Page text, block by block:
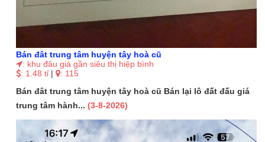
Bán đât trung tâm huyện tây hoà cũ
: khu đâu giá gần siêu thị hiệp bình
: 1.48 tỉ | : 115
Bán đât trung tâm huyện tây hoà cũ Bán lại lô đất đấu giá
trung tâm hành...(3-8-2026)